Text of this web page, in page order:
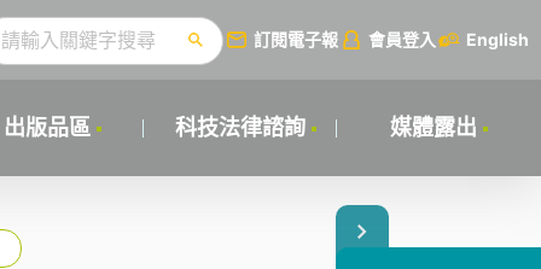
訂閱電子報 會員登入 English
出版品區 科技法律諮詢 媒體露出